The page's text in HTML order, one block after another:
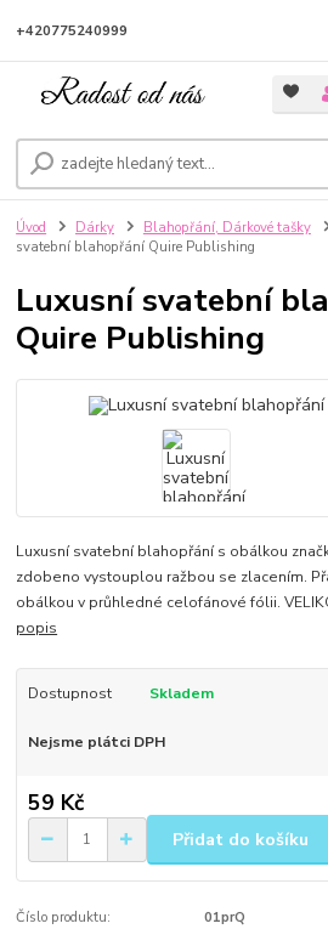
+420775240999
Úvod Dárky Blahopřání, Dárkové tašky
svatební blahopřání Quire Publishing
Luxusní svatební
Quire Publishing
Luxusní svatební blahopřání s obálkou
zdobeno vystouplou ražbou se zlacením.
obálkou v průhledné celofánové fólii.
popis
Dostupnost Skladem
Nejsme plátci DPH
59 Kč
Přidat do košíku
Číslo produktu: 01prQ